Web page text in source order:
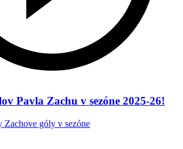
Pavla Zachu v sezóne 2025-26!
Zachove góly v sezóne